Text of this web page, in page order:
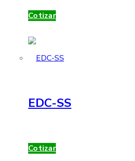
Cotizar
EDC-SS
Cotizar